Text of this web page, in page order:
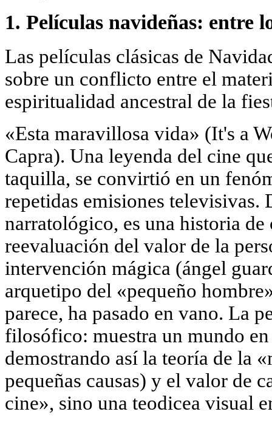
1. Películas navideñas: entre
Las películas clásicas de
sobre un conflicto entre el
espiritualidad ancestral de la
«Esta maravillosa vida» (It's a
Capra). Una leyenda del cine
taquilla, se convirtió en un
repetidas emisiones televisivas.
narratológico, es una historia
reevaluación del valor de la
intervención mágica (ángel
arquetipo del «pequeño
parece, ha pasado en vano. La
filosófico: muestra un mundo
demostrando así la teoría de la
pequeñas causas) y el valor de
cine», sino una teodicea visual